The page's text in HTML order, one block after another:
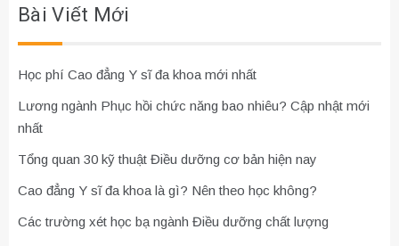
Bài Viết Mới
Học phí Cao đẳng Y sĩ đa khoa mới nhất
Lương ngành Phục hồi chức năng bao nhiêu? Cập nhật mới
nhất
Tổng quan 30 kỹ thuật Điều dưỡng cơ bản hiện nay
Cao đẳng Y sĩ đa khoa là gì? Nên theo học không?
Các trường xét học bạ ngành Điều dưỡng chất lượng